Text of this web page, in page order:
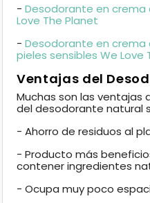
- Desodorante en crema
Love The Planet
- Desodorante en
pieles sensibles We Love
Ventajas del
Muchas son las ventajas
del desodorante natural
- Ahorro de residuos al
- Producto más
contener ingredientes
- Ocupa muy poco